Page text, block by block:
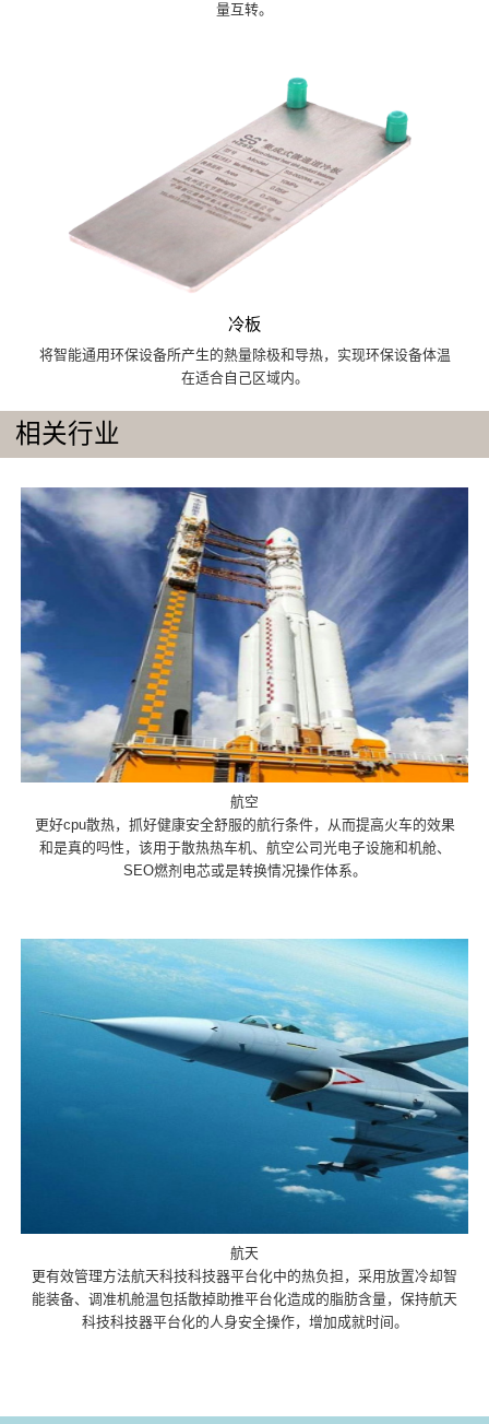
量互转。
冷板
将智能通用环保设备所产生的熱量除极和导热，实现环保设备体温
在适合自己区域内。
相关行业
航空
更好cpu散热，抓好健康安全舒服的航行条件，从而提高火车的效果
和是真的吗性，该用于散热热车机、航空公司光电子设施和机舱、
SEO燃剂电芯或是转换情况操作体系。
航天
更有效管理方法航天科技科技器平台化中的热负担，采用放置冷却智
能装备、调准机舱温包括散掉助推平台化造成的脂肪含量，保持航天
科技科技器平台化的人身安全操作，增加成就时间。